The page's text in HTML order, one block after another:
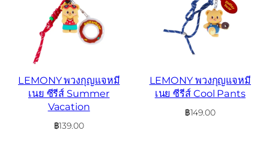
LEMONY พวงกุญแจหมี
เนย ซีรีส์ Summer
Vacation
฿139.00
LEMONY พวงกุญแจหมี
เนย ซีรีส์ Cool Pants
฿149.00